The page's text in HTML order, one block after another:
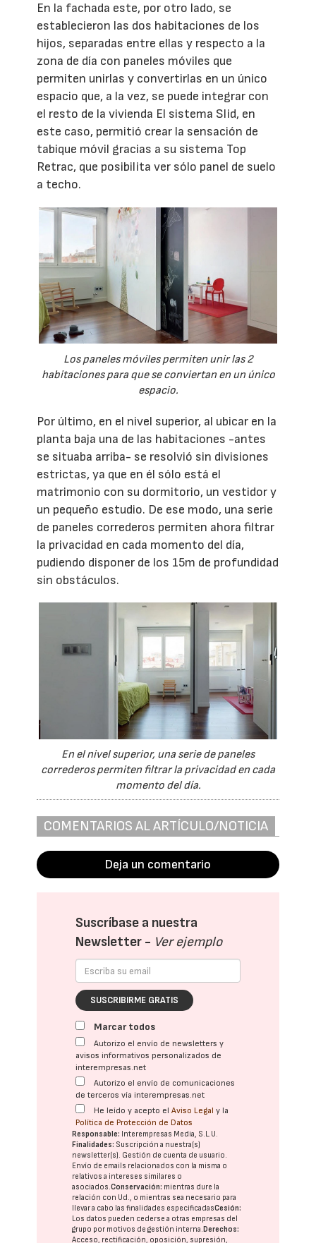
En la fachada este, por otro lado, se
establecieron las dos habitaciones de los
hijos, separadas entre ellas y respecto a la
zona de día con paneles móviles que
permiten unirlas y convertirlas en un único
espacio que, a la vez, se puede integrar con
el resto de la vivienda El sistema Slid, en
este caso, permitió crear la sensación de
tabique móvil gracias a su sistema Top
Retrac, que posibilita ver sólo panel de suelo
a techo.
Los paneles móviles permiten unir las 2
habitaciones para que se conviertan en un único
espacio.
Por último, en el nivel superior, al ubicar en la
planta baja una de las habitaciones -antes
se situaba arriba- se resolvió sin divisiones
estrictas, ya que en él sólo está el
matrimonio con su dormitorio, un vestidor y
un pequeño estudio. De ese modo, una serie
de paneles correderos permiten ahora filtrar
la privacidad en cada momento del día,
pudiendo disponer de los 15m de profundidad
sin obstáculos.
En el nivel superior, una serie de paneles
correderos permiten filtrar la privacidad en cada
momento del día.
COMENTARIOS AL ARTÍCULO/NOTICIA
Deja un comentario
Suscríbase a nuestra
Newsletter - Ver ejemplo
SUSCRIBIRME GRATIS
Marcar todos
Autorizo el envío de newsletters y
avisos informativos personalizados de
interempresas.net
Autorizo el envío de comunicaciones
de terceros vía interempresas.net
He leído y acepto elAviso Legal y la
Política de Protección de Datos
Responsable: Interempresas Media, S.L.U.
Finalidades: Suscripción a nuestra(s)
newsletter(s). Gestión de cuenta de usuario.
Envío de emails relacionados con la misma o
relativos a intereses similares o
asociados.Conservación: mientras dure la
relación con Ud., o mientras sea necesario para
llevar a cabo las finalidades especificadasCesión:
Los datos pueden cederse a otras empresas del
grupo por motivos de gestión interna. Derechos:
Acceso, rectificación, oposición, supresión,